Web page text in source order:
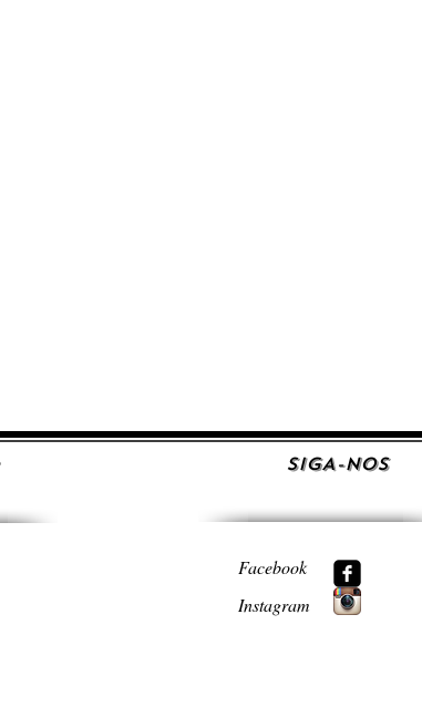
SIGA-NOS
Facebook
Instagram